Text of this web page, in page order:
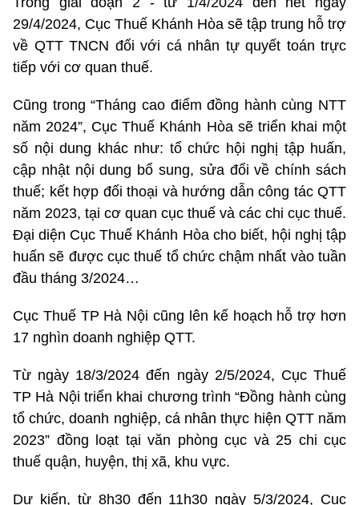
29/4/2024, Cục Thuế Khánh Hòa sẽ tập trung hỗ trợ
về QTT TNCN đối với cá nhân tự quyết toán trực
tiếp với cơ quan thuế.
Cũng trong “Tháng cao điểm đồng hành cùng NTT
năm 2024”, Cục Thuế Khánh Hòa sẽ triển khai một
số nội dung khác như: tổ chức hội nghị tập huấn,
cập nhật nội dung bổ sung, sửa đổi về chính sách
thuế; kết hợp đối thoại và hướng dẫn công tác QTT
năm 2023, tại cơ quan cục thuế và các chi cục thuế.
Đại diện Cục Thuế Khánh Hòa cho biết, hội nghị tập
huấn sẽ được cục thuế tổ chức chậm nhất vào tuần
đầu tháng 3/2024…
Cục Thuế TP Hà Nội cũng lên kế hoạch hỗ trợ hơn
17 nghìn doanh nghiệp QTT.
Từ ngày 18/3/2024 đến ngày 2/5/2024, Cục Thuế
TP Hà Nội triển khai chương trình “Đồng hành cùng
tổ chức, doanh nghiệp, cá nhân thực hiện QTT năm
2023” đồng loạt tại văn phòng cục và 25 chi cục
thuế quận, huyện, thị xã, khu vực.
Dự kiến, từ 8h30 đến 11h30 ngày 5/3/2024, Cục